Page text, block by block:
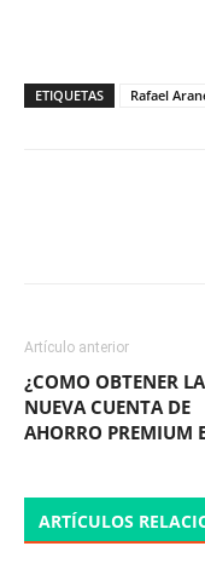
ETIQUETAS Rafael
Artículo anterior
¿COMO OBTENER LA
NUEVA CUENTA DE
AHORRO PREMIUM
ARTÍCULOS